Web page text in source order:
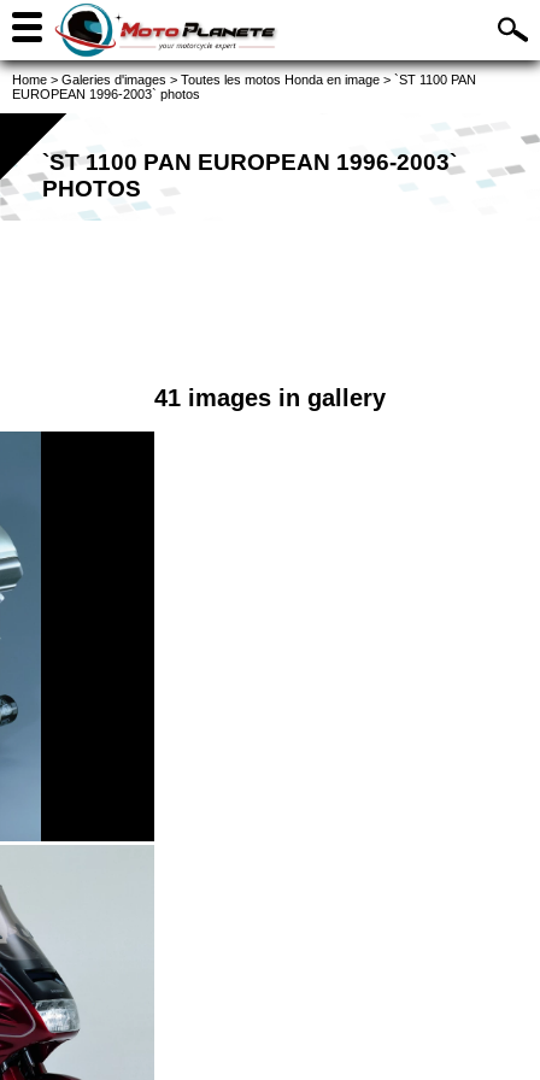
Home > Galeries d'images > Toutes les motos Honda en image > `ST 1100 PAN
EUROPEAN 1996-2003` photos
`ST 1100 PAN EUROPEAN 1996-2003`
PHOTOS
41 images in gallery